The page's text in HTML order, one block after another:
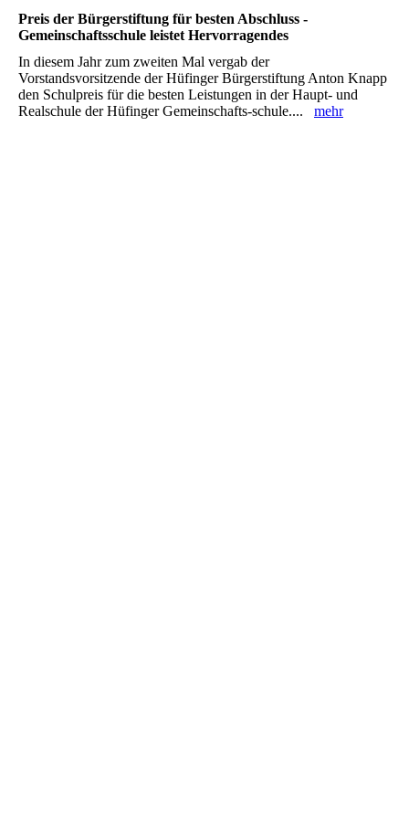
Preis der Bürgerstiftung für besten Abschluss -
Gemeinschaftsschule leistet Hervorragendes
In diesem Jahr zum zweiten Mal vergab der
Vorstandsvorsitzende der Hüfinger Bürgerstiftung Anton Knapp
den Schulpreis für die besten Leistungen in der Haupt- und
Realschule der Hüfinger Gemeinschafts-schule.... mehr